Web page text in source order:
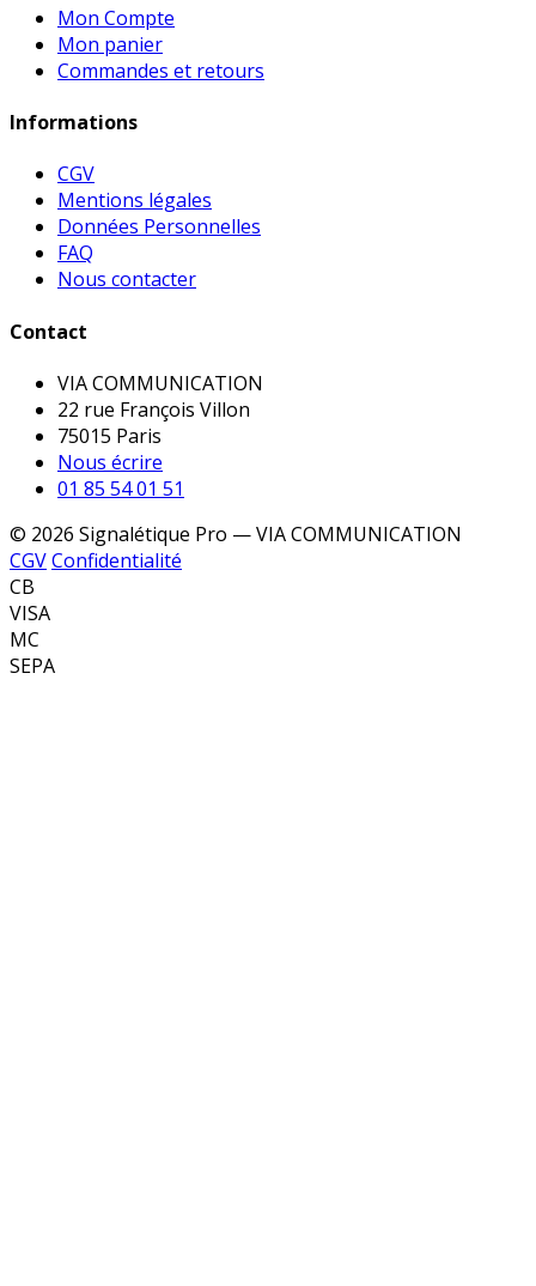
Mon Compte
Mon panier
Commandes et retours
Informations
CGV
Mentions légales
Données Personnelles
FAQ
Nous contacter
Contact
VIA COMMUNICATION
22 rue François Villon
75015 Paris
Nous écrire
01 85 54 01 51
© 2026 Signalétique Pro — VIA COMMUNICATION
CGVConfidentialité
CB
VISA
MC
SEPA